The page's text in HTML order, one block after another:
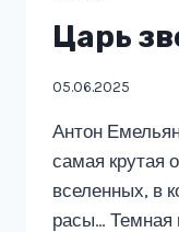
Царь
05.06.2025
Антон
самая крутая
вселенных, в
расы… Темная